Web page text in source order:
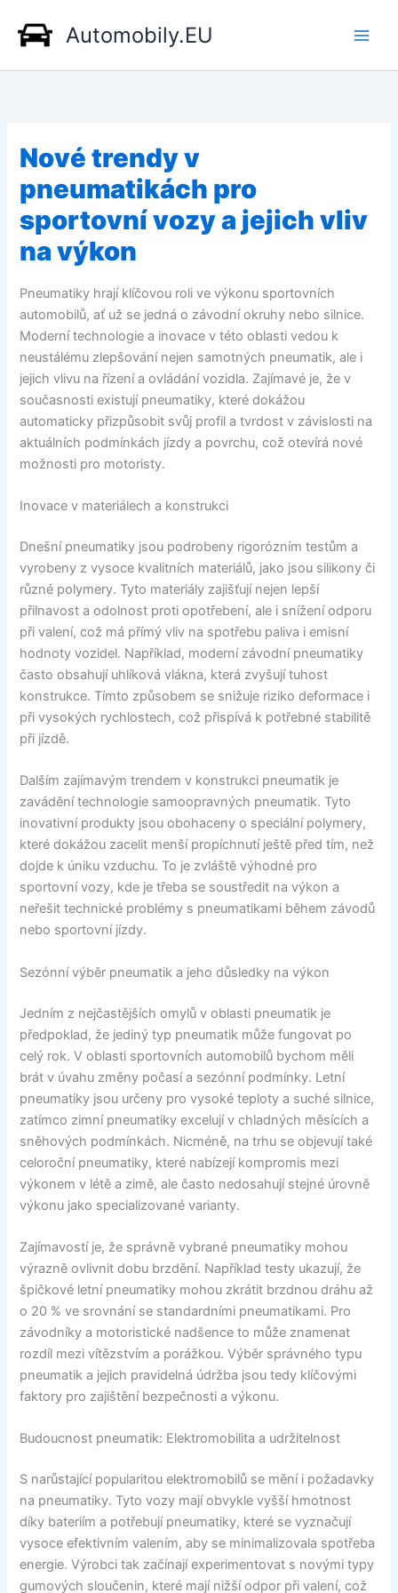
obsah
Automobily.EU
Nové trendy v
pneumatikách pro
sportovní vozy a jejich vliv
na výkon
Pneumatiky hrají klíčovou roli ve výkonu sportovních
automobilů, ať už se jedná o závodní okruhy nebo silnice.
Moderní technologie a inovace v této oblasti vedou k
neustálému zlepšování nejen samotných pneumatik, ale i
jejich vlivu na řízení a ovládání vozidla. Zajímavé je, že v
současnosti existují pneumatiky, které dokážou
automaticky přizpůsobit svůj profil a tvrdost v závislosti na
aktuálních podmínkách jízdy a povrchu, což otevírá nové
možnosti pro motoristy.
Inovace v materiálech a konstrukci
Dnešní pneumatiky jsou podrobeny rigorózním testům a
vyrobeny z vysoce kvalitních materiálů, jako jsou silikony či
různé polymery. Tyto materiály zajišťují nejen lepší
přilnavost a odolnost proti opotřebení, ale i snížení odporu
při valení, což má přímý vliv na spotřebu paliva i emisní
hodnoty vozidel. Například, moderní závodní pneumatiky
často obsahují uhlíková vlákna, která zvyšují tuhost
konstrukce. Tímto způsobem se snižuje riziko deformace i
při vysokých rychlostech, což přispívá k potřebné stabilitě
při jízdě.
Dalším zajímavým trendem v konstrukci pneumatik je
zavádění technologie samoopravných pneumatik. Tyto
inovativní produkty jsou obohaceny o speciální polymery,
které dokážou zacelit menší propíchnutí ještě před tím, než
dojde k úniku vzduchu. To je zvláště výhodné pro
sportovní vozy, kde je třeba se soustředit na výkon a
neřešit technické problémy s pneumatikami během závodů
nebo sportovní jízdy.
Sezónní výběr pneumatik a jeho důsledky na výkon
Jedním z nejčastějších omylů v oblasti pneumatik je
předpoklad, že jediný typ pneumatik může fungovat po
celý rok. V oblasti sportovních automobilů bychom měli
brát v úvahu změny počasí a sezónní podmínky. Letní
pneumatiky jsou určeny pro vysoké teploty a suché silnice,
zatímco zimní pneumatiky excelují v chladných měsících a
sněhových podmínkách. Nicméně, na trhu se objevují také
celoroční pneumatiky, které nabízejí kompromis mezi
výkonem v létě a zimě, ale často nedosahují stejné úrovně
výkonu jako specializované varianty.
Zajímavostí je, že správně vybrané pneumatiky mohou
výrazně ovlivnit dobu brzdění. Například testy ukazují, že
špičkové letní pneumatiky mohou zkrátit brzdnou dráhu až
o 20 % ve srovnání se standardními pneumatikami. Pro
závodníky a motoristické nadšence to může znamenat
rozdíl mezi vítězstvím a porážkou. Výběr správného typu
pneumatik a jejich pravidelná údržba jsou tedy klíčovými
faktory pro zajištění bezpečnosti a výkonu.
Budoucnost pneumatik: Elektromobilita a udržitelnost
S narůstající popularitou elektromobilů se mění i požadavky
na pneumatiky. Tyto vozy mají obvykle vyšší hmotnost
díky bateriím a potřebují pneumatiky, které se vyznačují
vysoce efektivním valením, aby se minimalizovala spotřeba
energie. Výrobci tak začínají experimentovat s novými typy
gumových sloučenin, které mají nižší odpor při valení, což